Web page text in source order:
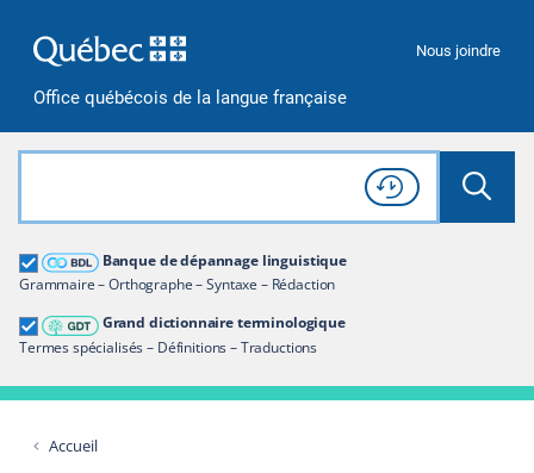
Office québécois de la langue française
Nous joindre
Rechercher dans tout le site
Lancer
Consulter l'
Historique
de recherche
Banque de dépannage linguistique
Grammaire – Orthographe – Syntaxe – Rédaction
Grand dictionnaire terminologique
Termes spécialisés – Définitions – Traductions
Grand dictionnaire terminologique
Restreindre aux termes
Accueil